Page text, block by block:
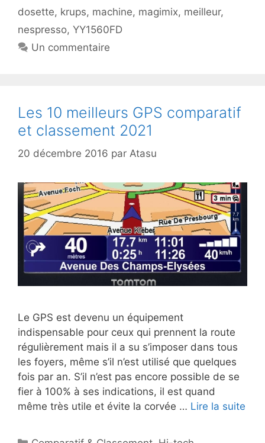
dosette, krups, machine, magimix, meilleur,
nespresso, YY1560FD
Un commentaire
Les 10 meilleurs GPS comparatif
et classement 2021
20 décembre 2016 par Atasu
Le GPS est devenu un équipement
indispensable pour ceux qui prennent la route
régulièrement mais il a su s’imposer dans tous
les foyers, même s’il n’est utilisé que quelques
fois par an. S’il n’est pas encore possible de se
fier à 100% à ses indications, il est quand
même très utile et évite la corvée … Lire la suite
Catégories